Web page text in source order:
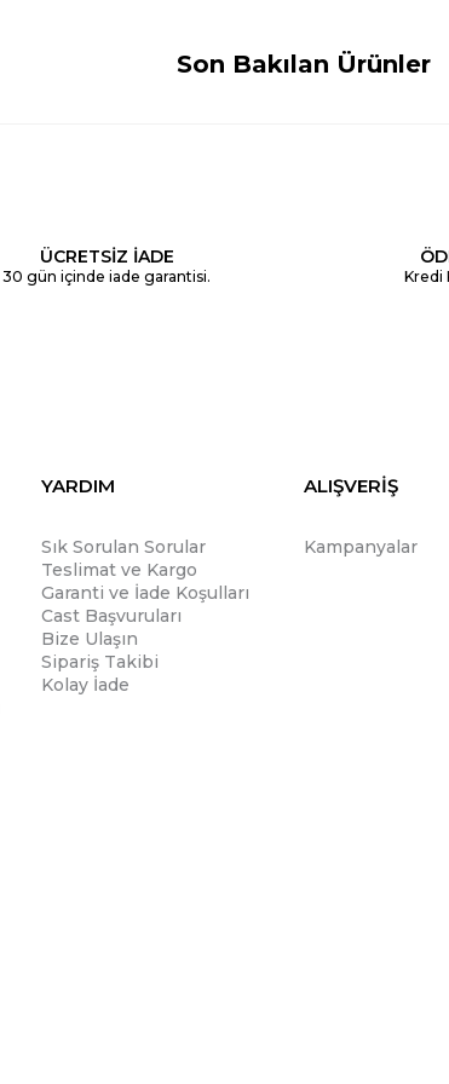
Son Bakılan Ürünler
ÜCRETSİZ İADE
30 gün içinde iade garantisi. Kredi
YARDIM
Sık Sorulan Sorular
Teslimat ve Kargo
Garanti ve İade Koşulları
Cast Başvuruları
Bize Ulaşın
Sipariş Takibi
Kolay İade
ALIŞVERİŞ
Kampanyalar